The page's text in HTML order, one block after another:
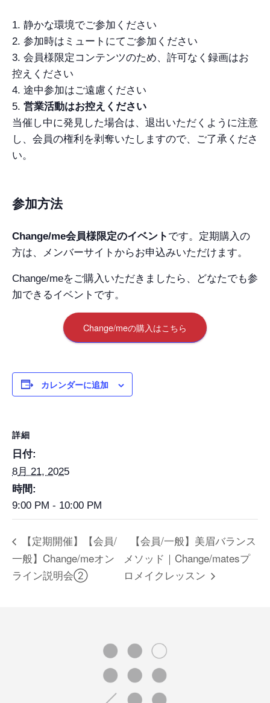
静かな環境でご参加ください
参加時はミュートにてご参加ください
会員様限定コンテンツのため、許可なく録画はお
控えください
途中参加はご遠慮ください
営業活動はお控えください
当催し中に発見した場合は、退出いただくように注意
し、会員の権利を剥奪いたしますので、ご了承くださ
い。
参加方法
Change/me会員様限定のイベント です。定期購入の
方は、メンバーサイトからお申込みいただけます。
Change/meをご購入いただきましたら、どなたでも参
加できるイベントです。
Change/meの購入はこちら
カレンダーに追加
詳細
日付:
8月 21, 2025
時間:
9:00 PM - 10:00 PM
【定期開催】【会員/
一般】Change/meオン
ライン説明会②
【会員/一般】美眉バランス
メソッド｜Change/matesプ
ロメイクレッスン